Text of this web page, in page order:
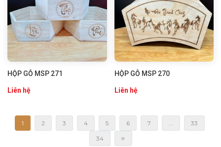
HỘP GỖ MSP 271
Liên hệ
HỘP GỖ MSP 270
Liên hệ
1 2 3 4 5 6 7 ... 33
34